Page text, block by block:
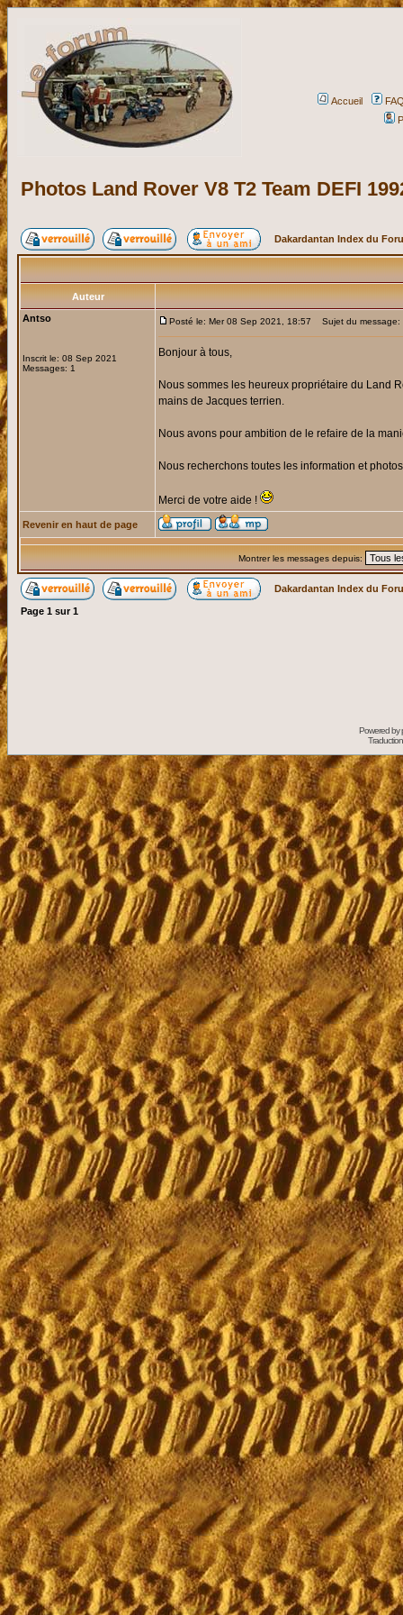
Accueil
Photos Land Rover V8 T2 Team DEFI
Dakardantan Index du
Auteur
Antso
Inscrit le: 08 Sep 2021
Messages: 1
Posté le: Mer 08 Sep 2021, 18:57 Sujet du message:
Bonjour à tous,
Nous sommes les heureux propriétaire du Land
mains de Jacques terrien.
Nous avons pour ambition de le refaire de la
Nous recherchons toutes les information et
Merci de votre aide !
Revenir en haut de page
Montrer les messages depuis:
Dakardantan Index du
Page 1 sur1
Powered by